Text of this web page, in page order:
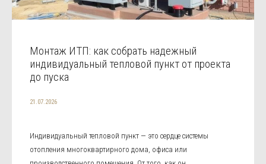
Монтаж ИТП: как собрать надежный
индивидуальный тепловой пункт от проекта
до пуска
21.07.2026
Индивидуальный тепловой пункт — это сердце системы
отопления многоквартирного дома, офиса или